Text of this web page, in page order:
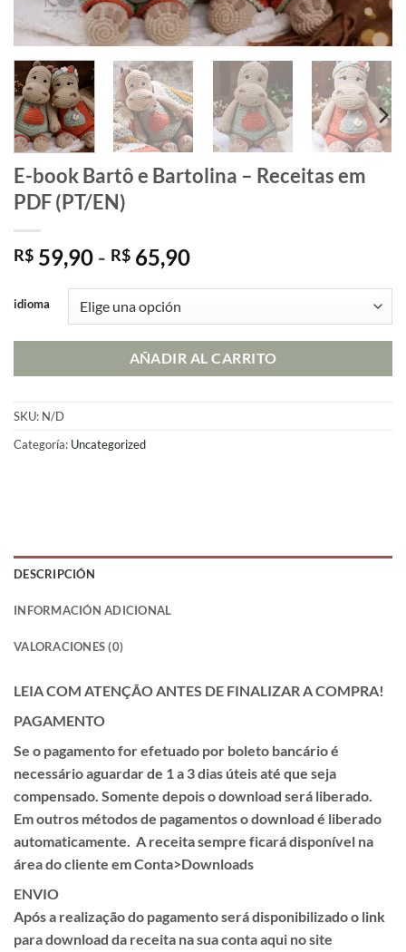
E-book Bartô e Bartolina – Receitas em
PDF (PT/EN)
R$ 59,90 - R$ 65,90Rango
desde
R$ 59,90
hasta
idioma
AÑADIR AL CARRITO
SKU: N/D
Categoría: Uncategorized
DESCRIPCIÓN
INFORMACIÓN ADICIONAL
VALORACIONES (0)
LEIA COM ATENÇÃO ANTES DE FINALIZAR A COMPRA!
PAGAMENTO
Se o pagamento for efetuado por boleto bancário é
necessário aguardar de 1 a 3 dias úteisaté que seja
compensado. Somente depois o download será liberado.
Em outros métodos de pagamentos o download é liberado
automaticamente. A receita sempre ficará disponível na
área do cliente emConta>Downloads
ENVIO
Após a realização do pagamento será disponibilizado o link
para download da receita na sua conta aqui no site